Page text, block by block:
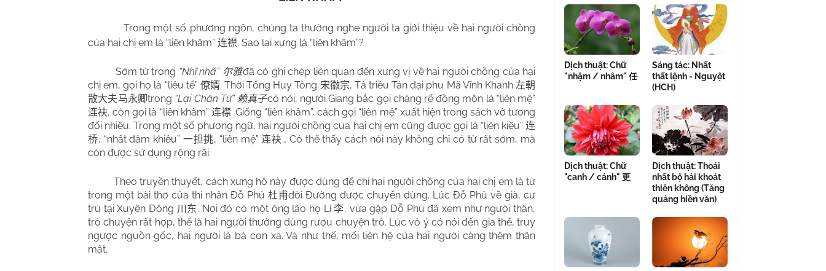
Trong một số phương ngôn, chúng ta thường nghe người ta giới thiệu về hai người chồng
của hai chị em là “liên khâm” 连襟. Sao lại xưng là “liên khâm”?
Sớm từ trong “Nhĩ nhã” 尔雅đã có ghi chép liên quan đến xưng vị về hai người chồng của hai
chị em, gọi họ là “liêu tế” 僚婿. Thời Tống Huy Tông 宋徽宗, Tả triều Tán đại phu Mã Vĩnh Khanh 左朝
散大夫马永卿trong “Lại Chân Tử” 赖真子có nói, người Giang bắc gọi chàng rể đồng môn là “liên mệ”
连袂, còn gọi là “liên khâm” 连襟. Giống “liên khâm”, cách gọi “liên mệ” xuất hiện trong sách vở tương
đối nhiều. Trong một số phương ngữ, hai người chồng của hai chị em cũng được gọi là “liên kiều” 连
桥, “nhất đảm khiêu” 一担挑, “liên mệ”连袂… Có thể thấy cách nói này không chỉ có từ rất sớm, mà
còn được sử dụng rộng rãi.
Theo truyền thuyết, cách xưng hô này được dùng để chỉ hai người chồng của hai chị em là từ
trong một bài thơ của thi nhân Đỗ Phủ 杜甫đời Đường được chuyển dùng. Lúc Đỗ Phủ về già, cư
trú tại Xuyên Đông 川东. Nơi đó có một ông lão họ Lí李, vừa gặp Đỗ Phủ đã xem như người thân,
trò chuyện rất hợp, thế là hai người thường dùng rượu chuyện trò. Lúc vô ý có nói đến gia thế, truy
ngược nguồn gốc, hai người là bà con xa. Và như thế, mối liên hệ của hai người càng thêm thân
mật.
Dịch thuật: Chữ
"nhậm / nhâm" 任
Sáng tác: Nhất
thất lệnh - Nguyệt
(HCH)
Dịch thuật: Chữ
"canh / cánh" 更
Dịch thuật: Thoái
nhất bộ hải khoát
thiên không (Tăng
quảng hiền văn)